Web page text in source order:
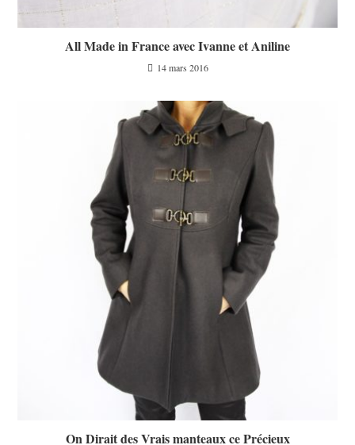
All Made in France avec Ivanne et Aniline
14 mars 2016
On Dirait des Vrais manteaux ce Précieux